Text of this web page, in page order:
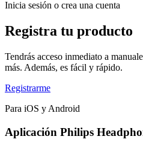
Inicia sesión o crea una cuenta
Registra tu producto
Tendrás acceso inmediato a
más. Además, es fácil y rápido.
Registrarme
Para iOS y Android
Aplicación Philips